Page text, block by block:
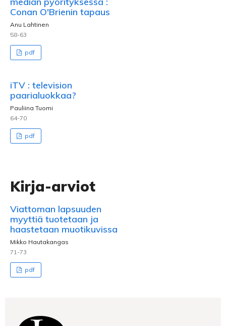
Conan O'Brienin tapaus
Anu Lahtinen
58-63
pdf
iTV : television
paarialuokkaa?
Pauliina Tuomi
64-70
pdf
Kirja-arviot
Viattoman lapsuuden
myyttiä tuotetaan ja
haastetaan muotikuvissa
Mikko Hautakangas
71-73
pdf